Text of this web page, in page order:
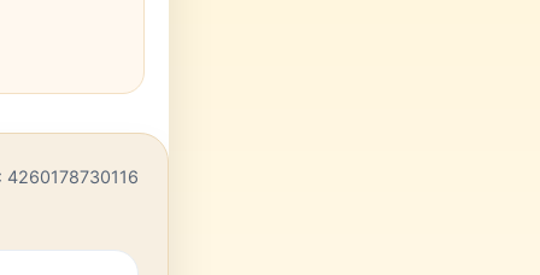
4260178730116